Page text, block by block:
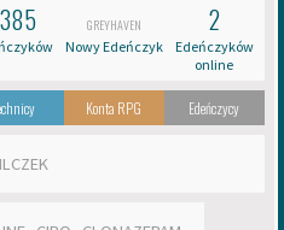
GREYHAVEN
Nowy Edeńczyk
2
Edeńczyków
online
Konta RPG Edeńczycy